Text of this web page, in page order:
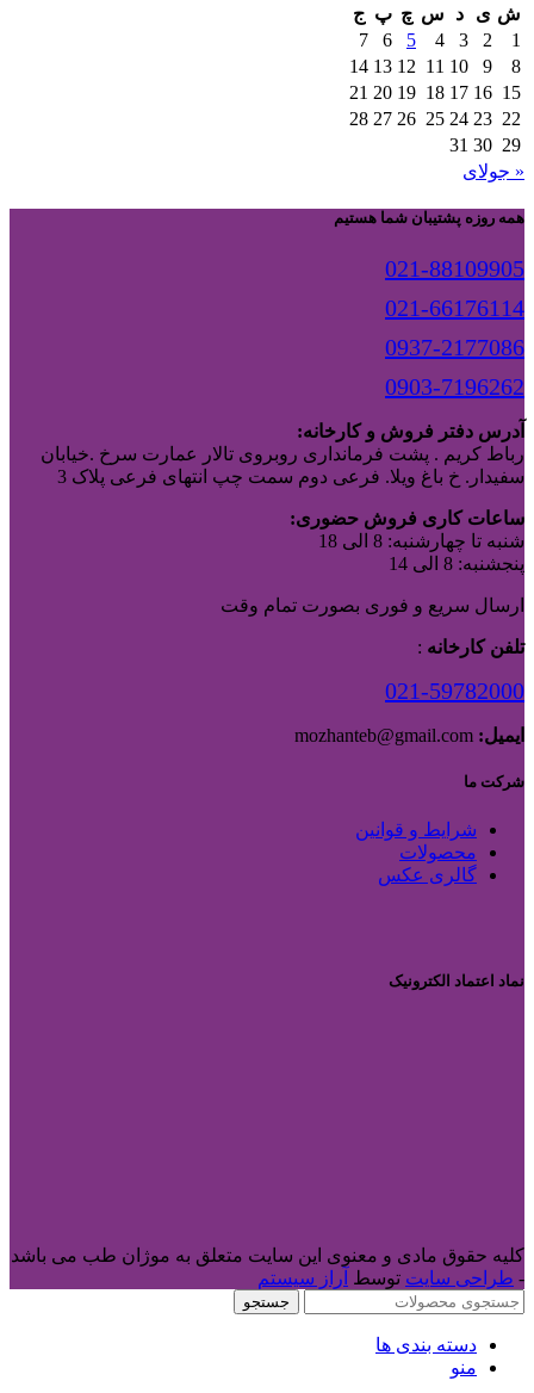
ش ی د س چ پ ج
1
2
3
4
5
6
7
8
9
10
11
12
13
14
15
16
17
18
19
20
21
22
23
24
25
26
27
28
29
30
31
« جولای
همه روزه پشتیبان شما هستیم
021-88109905
021-66176114
0937-2177086
0903-7196262
آدرس دفتر فروش و کارخانه:
رباط کریم . پشت فرمانداری روبروی تالار عمارت سرخ .خیابان
سفیدار. خ باغ ویلا. فرعی دوم سمت چپ انتهای فرعی پلاک 3
ساعات کاری فروش حضوری:
شنبه تا چهارشنبه: 8 الی 18
پنجشنبه: 8 الی 14
ارسال سریع و فوری بصورت تمام وقت
تلفن کارخانه :
021-59782000
ایمیل:
شرکت ما
شرایط و قوانین
محصولات
گالری عکس
نماد اعتماد الکترونیک
کلیه حقوق مادی و معنوی این سایت متعلق به موژان طب می باشد
- طراحی سایت توسط آراز سیستم
جستجو
دسته بندی ها
منو